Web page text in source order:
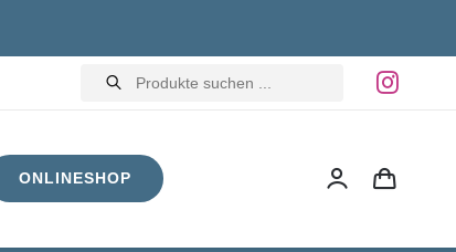
Products
search
ONLINESHOP